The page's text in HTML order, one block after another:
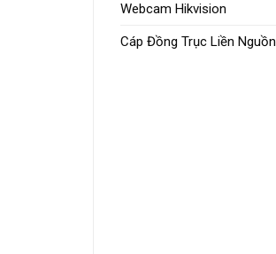
Webcam Hikvision
Cáp Đồng Trục Liền Nguồn